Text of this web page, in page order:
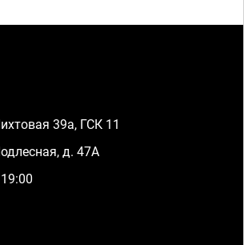
39а, ГСК 11
д. 47А